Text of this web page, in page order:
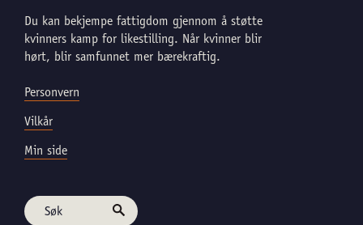
Du kan bekjempe fattigdom gjennom å støtte
kvinners kamp for likestilling. Når kvinner blir
hørt, blir samfunnet mer bærekraftig.
Personvern
Vilkår
Min side